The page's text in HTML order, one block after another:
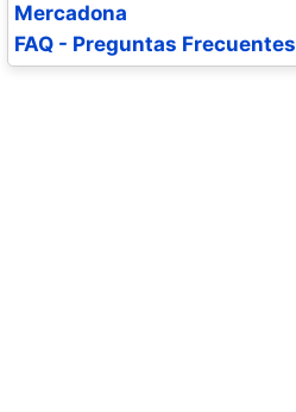
Mercadona
FAQ - Preguntas Frecuentes